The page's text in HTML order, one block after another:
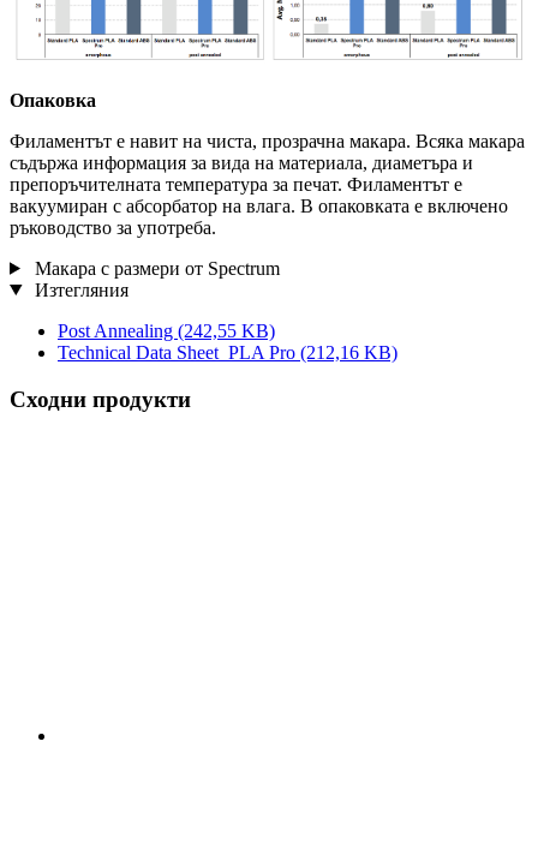
Опаковка
Филаментът е навит на чиста, прозрачна макара. Всяка макара
съдържа информация за вида на материала, диаметъра и
препоръчителната температура за печат. Филаментът е
вакуумиран с абсорбатор на влага. В опаковката е включено
ръководство за употреба.
Макара с размери от Spectrum
Изтегляния
Post Annealing (242,55 KB)
Technical Data Sheet_PLA Pro (212,16 KB)
Сходни продукти